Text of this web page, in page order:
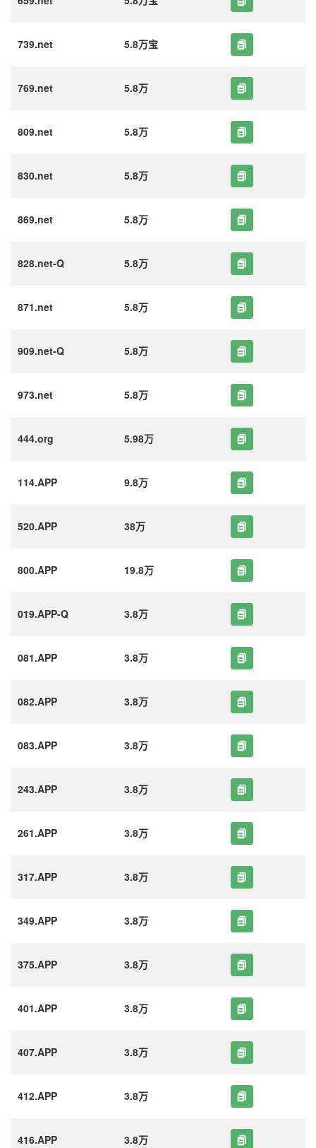
739.net 5.8万宝
769.net 5.8万
809.net 5.8万
830.net 5.8万
869.net 5.8万
828.net-Q 5.8万
871.net 5.8万
909.net-Q 5.8万
973.net 5.8万
444.org 5.98万
114.APP 9.8万
520.APP 38万
800.APP 19.8万
019.APP-Q 3.8万
081.APP 3.8万
082.APP 3.8万
083.APP 3.8万
243.APP 3.8万
261.APP 3.8万
317.APP 3.8万
349.APP 3.8万
375.APP 3.8万
401.APP 3.8万
407.APP 3.8万
412.APP 3.8万
416.APP 3.8万